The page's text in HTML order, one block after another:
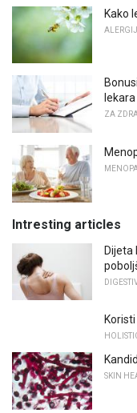
Kako
lekara
ZA
Intresting articles
Dijeta
SKIN